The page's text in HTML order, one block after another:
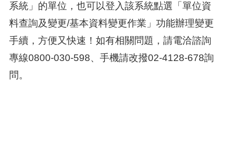
系統」的單位，也可以登入該系統點選「單位資
料查詢及變更/基本資料變更作業」功能辦理變更
手續，方便又快速！如有相關問題，請電洽諮詢
專線0800-030-598、手機請改撥02-4128-678詢
問。